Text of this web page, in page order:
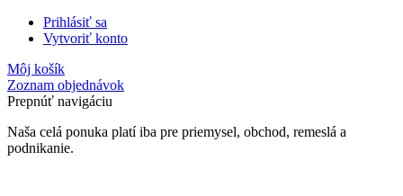
Prihlásiť sa
Vytvoriť konto
Môj košík
Zoznam objednávok
Prepnúť navigáciu
Naša celá ponuka platí iba pre priemysel, obchod, remeslá a
podnikanie.